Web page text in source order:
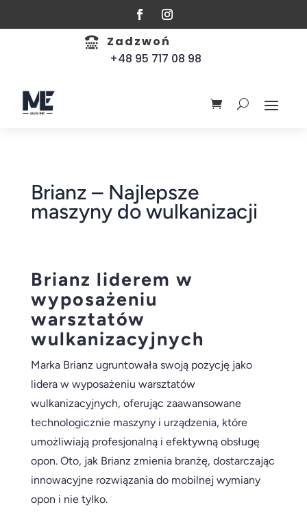

Zadzwoń
+48 95 717 08 98
Brianz – Najlepsze
maszyny do wulkanizacji
Brianz liderem w
wyposażeniu
warsztatów
wulkanizacyjnych
Marka Brianz ugruntowała swoją pozycję jako
lidera w wyposażeniu warsztatów
wulkanizacyjnych, oferując zaawansowane
technologicznie maszyny i urządzenia, które
umożliwiają profesjonalną i efektywną obsługę
opon. Oto, jak Brianz zmienia branżę, dostarczając
innowacyjne rozwiązania do mobilnej wymiany
opon i nie tylko.